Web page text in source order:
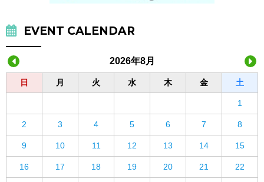
EVENT CALENDAR
2026年8月
日 月 火 水 木 金 土
1
2 3 4 5 6 7 8
9 10 11 12 13 14 15
16 17 18 19 20 21 22